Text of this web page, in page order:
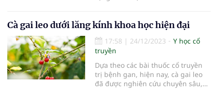
Cà gai leo dưới lăng kính khoa học hiện đại
17:58 | 24/12/2023
Y học cổ
truyền
Dựa theo các bài thuốc cổ truyền
trị bệnh gan, hiện nay, cà gai leo
đã được nghiên cứu chuyên sâu,